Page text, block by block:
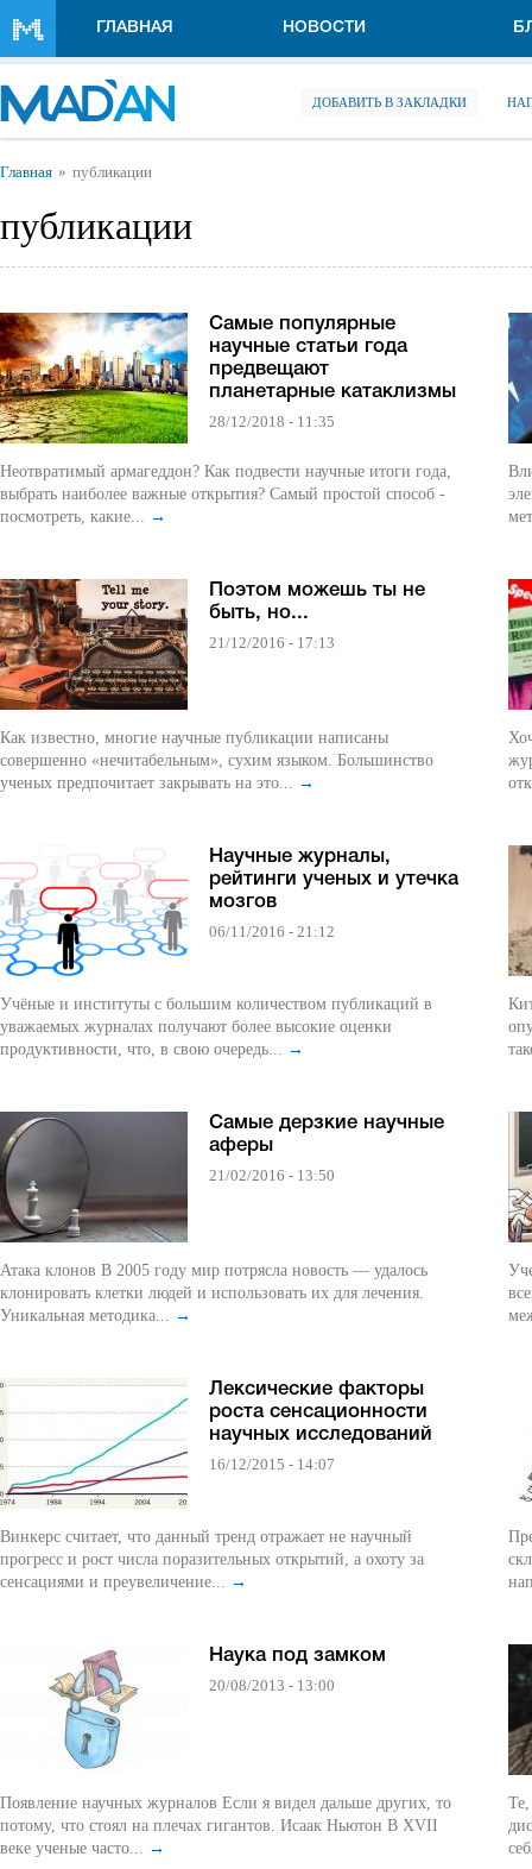
ГЛАВНАЯ НОВОСТИ
ДОБАВИТЬ В ЗАКЛАДКИ
Вы здесь
Главная публикации
публикации
Самые популярные
научные статьи года
предвещают
планетарные катаклизмы
28/12/2018 - 11:35
Неотвратимый армагеддон? Как подвести научные итоги года,
выбрать наиболее важные открытия? Самый простой способ -
посмотреть, какие... →
Поэтом можешь ты не
быть, но...
21/12/2016 - 17:13
Как известно, многие научные публикации написаны
совершенно «нечитабельным», сухим языком. Большинство
ученых предпочитает закрывать на это... →
Научные журналы,
рейтинги ученых и утечка
мозгов
06/11/2016 - 21:12
Учёные и институты с большим количеством публикаций в
уважаемых журналах получают более высокие оценки
продуктивности, что, в свою очередь... →
Самые дерзкие научные
аферы
21/02/2016 - 13:50
Атака клонов В 2005 году мир потрясла новость — удалось
клонировать клетки людей и использовать их для лечения.
Уникальная методика... →
Лексические факторы
роста сенсационности
научных исследований
16/12/2015 - 14:07
Винкерс считает, что данный тренд отражает не научный
прогресс и рост числа поразительных открытий, а охоту за
сенсациями и преувеличение... →
Наука под замком
20/08/2013 - 13:00
Появление научных журналов Если я видел дальше других, то
потому, что стоял на плечах гигантов. Исаак Ньютон В XVII
веке ученые часто... →